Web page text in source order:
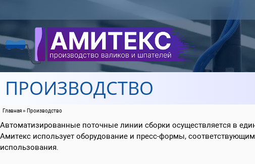
ПРОИЗВОДСТВО
Вы здесь
Главная» Производство
Автоматизированные поточные линии сборки осуществляется в
Амитекс использует оборудование и пресс-формы,
использования.